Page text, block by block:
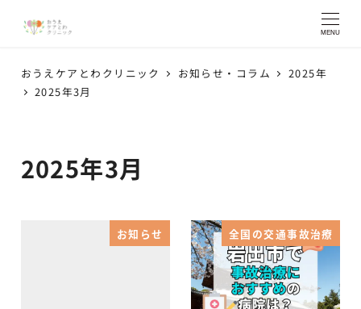
MENU
おうえケアとわクリニック お知らせ・コラム
2025年
2025年3月
2025年3月
お知らせ 全国の交通事故治療